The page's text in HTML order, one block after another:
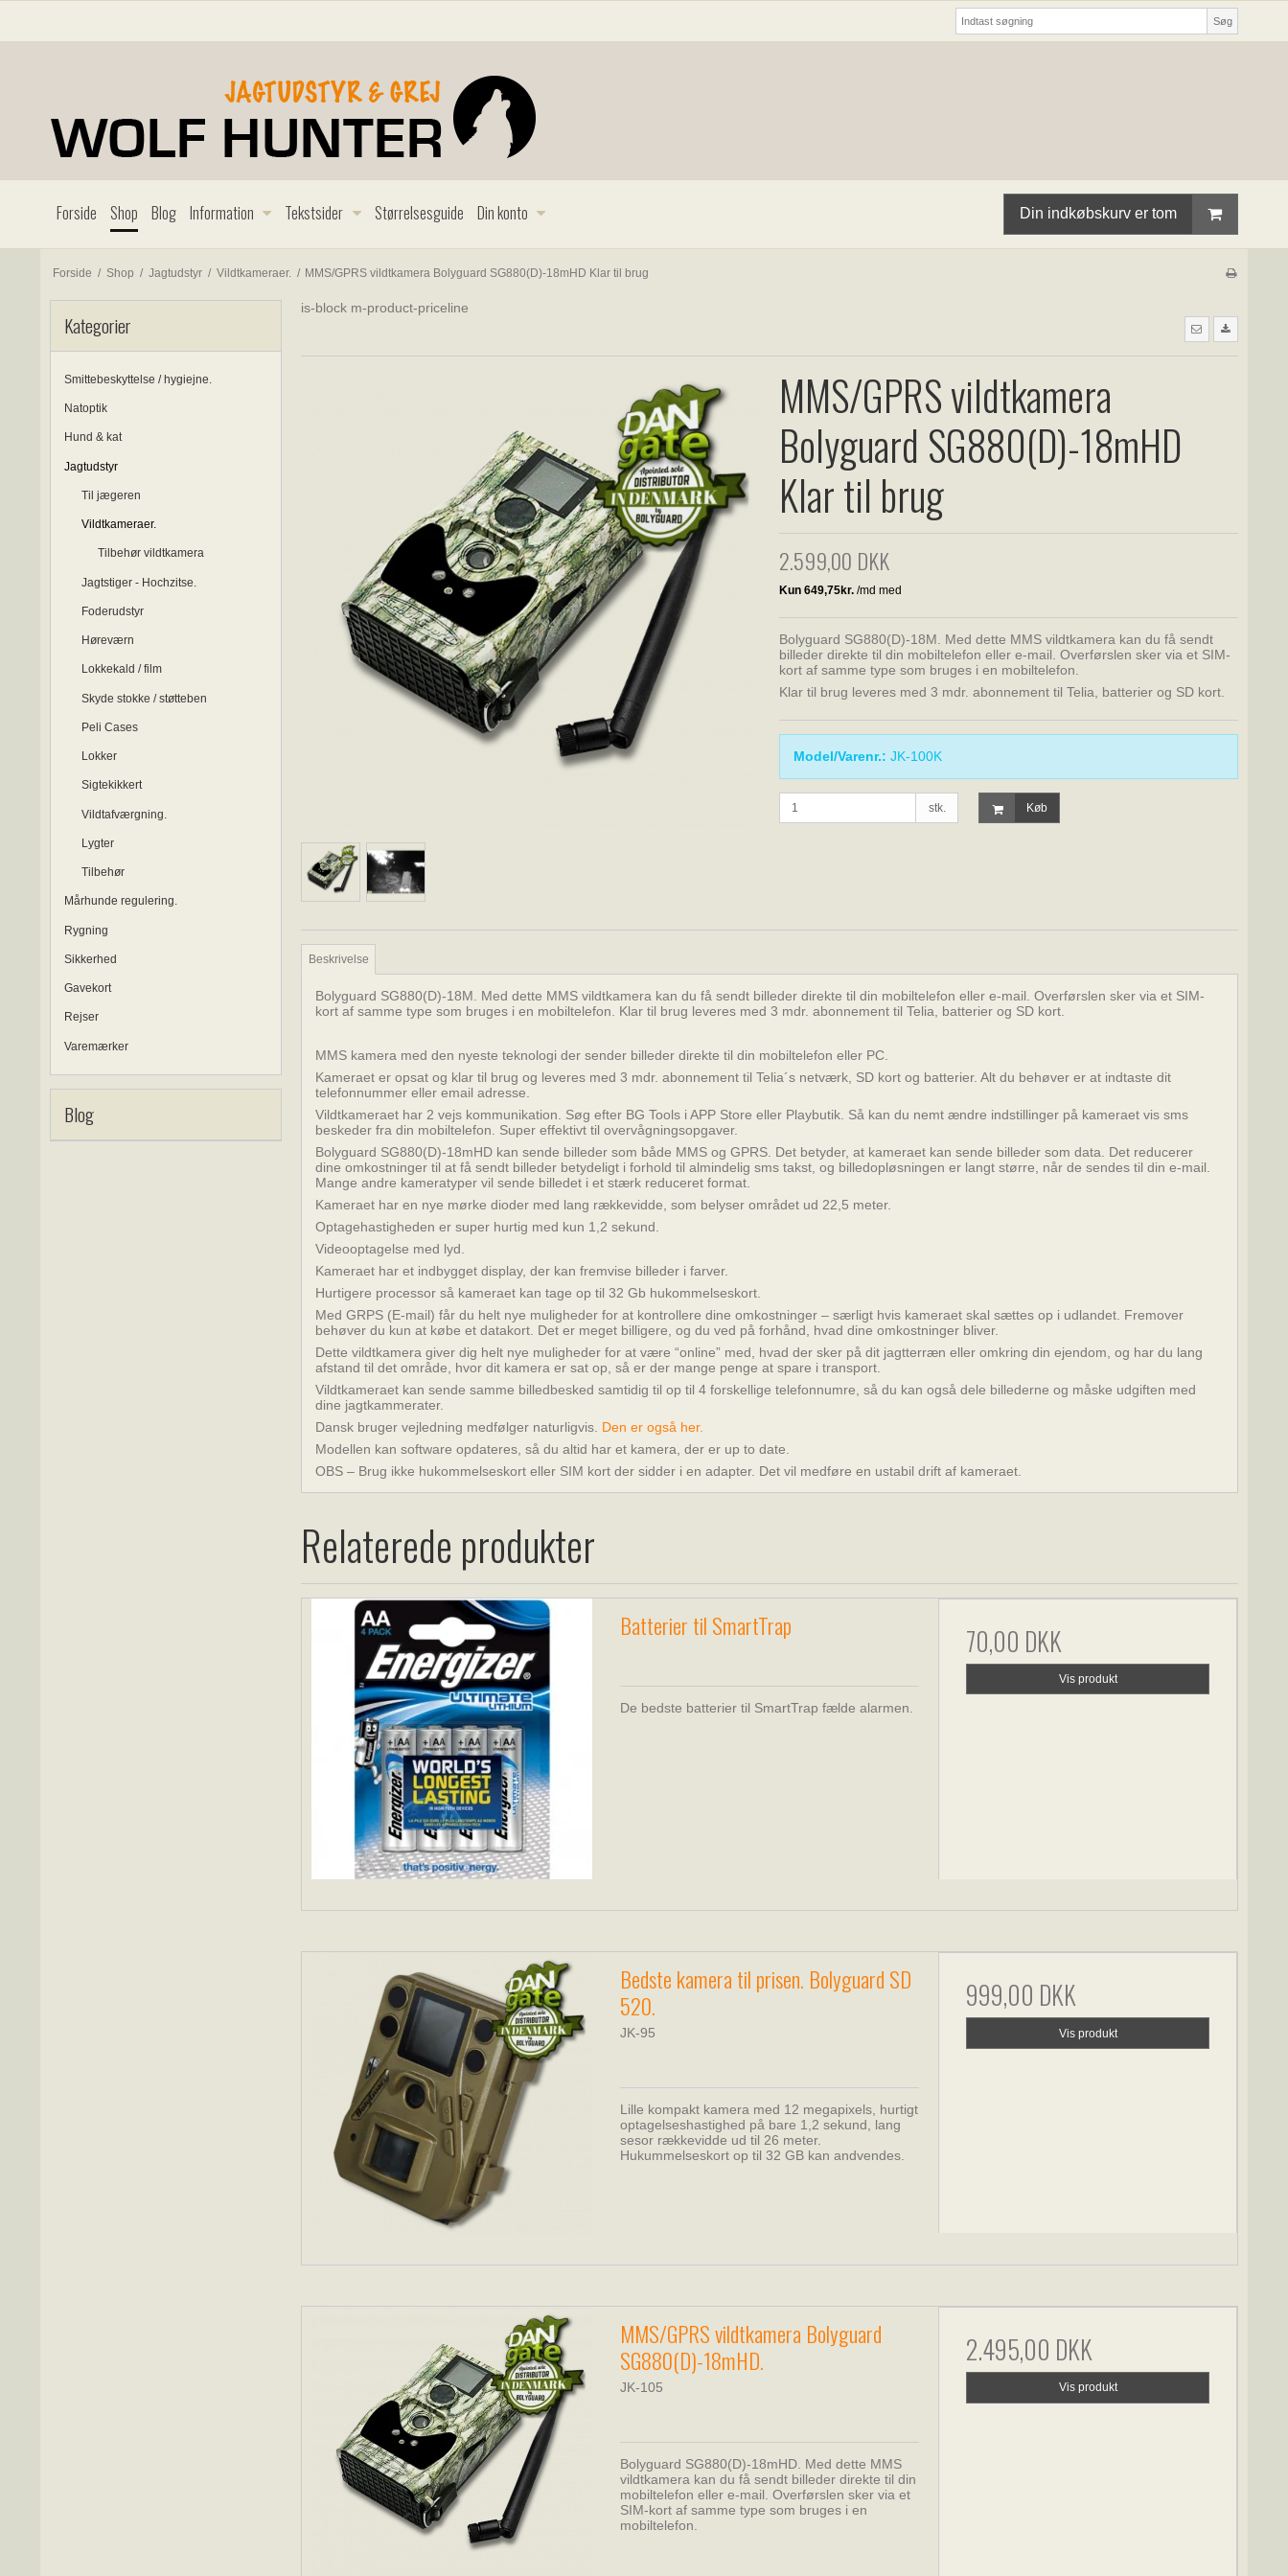
Søg
Forside Shop Blog Information Tekstsider Størrelsesguide Din konto Din indkøbskurv er tom
Forside / Shop / Jagtudstyr / Vildtkameraer. / MMS/GPRS vildtkamera Bolyguard SG880(D)-18mHD Klar til brug
Kategorier
Smittebeskyttelse / hygiejne.
Natoptik
Hund & kat
Jagtudstyr
Til jægeren
Vildtkameraer.
Tilbehør vildtkamera
Jagtstiger - Hochzitse.
Foderudstyr
Høreværn
Lokkekald / film
Skyde stokke / støtteben
Peli Cases
Lokker
Sigtekikkert
Vildtafværgning.
Lygter
Tilbehør
Mårhunde regulering.
Rygning
Sikkerhed
Gavekort
Rejser
Varemærker
Blog
is-block m-product-priceline
MMS/GPRS vildtkamera
Bolyguard SG880(D)-18mHD
Klar til brug
2.599,00 DKK
Bolyguard SG880(D)-18M. Med dette MMS vildtkamera kan du få sendt
billeder direkte til din mobiltelefon eller e-mail. Overførslen sker via et SIM-
kort af samme type som bruges i en mobiltelefon.
Klar til brug leveres med 3 mdr. abonnement til Telia, batterier og SD kort.
Model/Varenr.: JK-100K
stk. Køb
Beskrivelse
Bolyguard SG880(D)-18M. Med dette MMS vildtkamera kan du få sendt billeder direkte til din mobiltelefon eller e-mail. Overførslen sker via et SIM-
kort af samme type som bruges i en mobiltelefon. Klar til brug leveres med 3 mdr. abonnement til Telia, batterier og SD kort.
MMS kamera med den nyeste teknologi der sender billeder direkte til din mobiltelefon eller PC.
Kameraet er opsat og klar til brug og leveres med 3 mdr. abonnement til Telia´s netværk, SD kort og batterier. Alt du behøver er at indtaste dit
telefonnummer eller email adresse.
Vildtkameraet har 2 vejs kommunikation. Søg efter BG Tools i APP Store eller Playbutik. Så kan du nemt ændre indstillinger på kameraet vis sms
beskeder fra din mobiltelefon. Super effektivt til overvågningsopgaver.
Bolyguard SG880(D)-18mHD kan sende billeder som både MMS og GPRS. Det betyder, at kameraet kan sende billeder som data. Det reducerer
dine omkostninger til at få sendt billeder betydeligt i forhold til almindelig sms takst, og billedopløsningen er langt større, når de sendes til din e-mail.
Mange andre kameratyper vil sende billedet i et stærk reduceret format.
Kameraet har en nye mørke dioder med lang rækkevidde, som belyser området ud 22,5 meter.
Optagehastigheden er super hurtig med kun 1,2 sekund.
Videooptagelse med lyd.
Kameraet har et indbygget display, der kan fremvise billeder i farver.
Hurtigere processor så kameraet kan tage op til 32 Gb hukommelseskort.
Med GRPS (E-mail) får du helt nye muligheder for at kontrollere dine omkostninger – særligt hvis kameraet skal sættes op i udlandet. Fremover
behøver du kun at købe et datakort. Det er meget billigere, og du ved på forhånd, hvad dine omkostninger bliver.
Dette vildtkamera giver dig helt nye muligheder for at være “online” med, hvad der sker på dit jagtterræn eller omkring din ejendom, og har du lang
afstand til det område, hvor dit kamera er sat op, så er der mange penge at spare i transport.
Vildtkameraet kan sende samme billedbesked samtidig til op til 4 forskellige telefonnumre, så du kan også dele billederne og måske udgiften med
dine jagtkammerater.
Dansk bruger vejledning medfølger naturligvis. Den er også her.
Modellen kan software opdateres, så du altid har et kamera, der er up to date.
OBS – Brug ikke hukommelseskort eller SIM kort der sidder i en adapter. Det vil medføre en ustabil drift af kameraet.
Relaterede produkter
Batterier til SmartTrap
De bedste batterier til SmartTrap fælde alarmen.
70,00 DKK
Vis produkt
Bedste kamera til prisen. Bolyguard SD
520.
JK-95
Lille kompakt kamera med 12 megapixels, hurtigt
optagelseshastighed på bare 1,2 sekund, lang
sesor rækkevidde ud til 26 meter.
Hukummelseskort op til 32 GB kan andvendes.
999,00 DKK
Vis produkt
MMS/GPRS vildtkamera Bolyguard
SG880(D)-18mHD.
JK-105
Bolyguard SG880(D)-18mHD. Med dette MMS
vildtkamera kan du få sendt billeder direkte til din
mobiltelefon eller e-mail. Overførslen sker via et
SIM-kort af samme type som bruges i en
mobiltelefon.
2.495,00 DKK
Vis produkt